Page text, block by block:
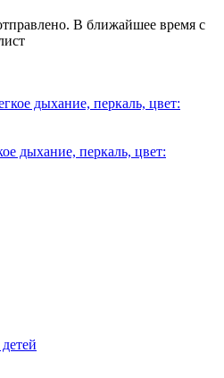
В ближайшее время с
дыхание, перкаль, цвет: